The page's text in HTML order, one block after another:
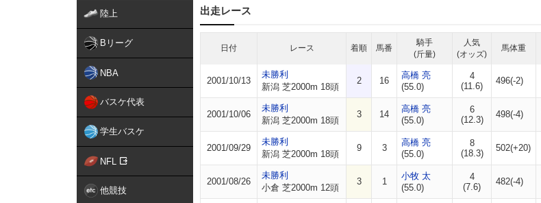
陸上
Bリーグ
NBA
バスケ代表
学生バスケ
NFL
他競技
出走レース
日付 レース 着順 馬番
騎手
(斤量)
人気
(オッズ)
馬体重
2001/10/13
未勝利
新潟 芝2000m 18頭
2 16
高橋 亮
(55.0)
4
(11.6)
496(-2)
2001/10/06
未勝利
新潟 芝2000m 18頭
3 14
高橋 亮
(55.0)
6
(12.3)
498(-4)
2001/09/29
未勝利
新潟 芝2000m 18頭
9 3
高橋 亮
(55.0)
8
(18.3)
502(+20)
2001/08/26
未勝利
小倉 芝2000m 12頭
3 1
小牧 太
(55.0)
4
(7.6)
482(-4)